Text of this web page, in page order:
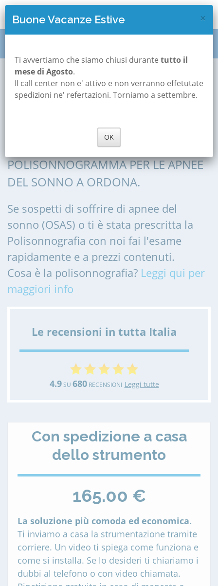
Polisonnografia a
Ordona
POLISONNOGRAFIA, POLIGRAFIA,
POLISONNOGRAMMA PER LE APNEE
DEL SONNO A ORDONA.
Se sospetti di soffrire di apnee del
sonno (OSAS) o ti è stata prescritta la
Polisonnografia con noi fai l'esame
rapidamente e a prezzi contenuti.
Cosa è la polisonnografia? Leggi qui per
maggiori info
Le recensioni in tutta Italia
4.9SU 680RECENSIONI Leggi tutte
Con spedizione a casa
dello strumento
165.00 €
La soluzione più comoda ed economica.
Ti inviamo a casa la strumentazione tramite
corriere. Un video ti spiega come funziona e
come si installa. Se lo desideri ti chiariamo i
dubbi al telefono o con video chiamata.
×
Buone Vacanze Estive
Ti avvertiamo che siamo chiusi durante tutto il
mese di Agosto.
Il call center non e' attivo e non verranno effetutate
spedizioni ne' refertazioni. Torniamo a settembre.
OK